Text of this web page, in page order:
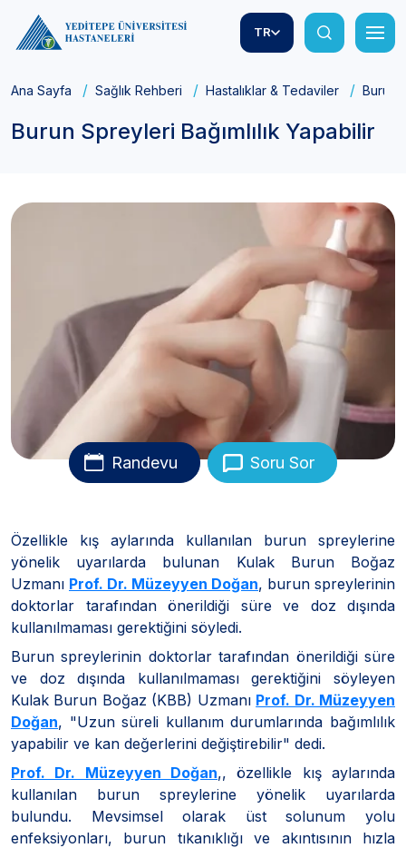
TR
Ana Sayfa Sağlık Rehberi Hastalıklar & Tedaviler Burun
Burun Spreyleri Bağımlılık Yapabilir
Randevu Soru Sor
Özellikle kış aylarında kullanılan burun spreylerine
yönelik uyarılarda bulunan Kulak Burun Boğaz
Uzmanı Prof. Dr. Müzeyyen Doğan, burun spreylerinin
doktorlar tarafından önerildiği süre ve doz dışında
kullanılmaması gerektiğini söyledi.
Burun spreylerinin doktorlar tarafından önerildiği süre
ve doz dışında kullanılmaması gerektiğini söyleyen
Kulak Burun Boğaz (KBB) Uzmanı Prof. Dr. Müzeyyen
Doğan, "Uzun süreli kullanım durumlarında bağımlılık
yapabilir ve kan değerlerini değiştirebilir" dedi.
Prof. Dr. Müzeyyen Doğan,, özellikle kış aylarında
kullanılan burun spreylerine yönelik uyarılarda
bulundu. Mevsimsel olarak üst solunum yolu
enfeksiyonları, burun tıkanıklığı ve akıntısının hızla